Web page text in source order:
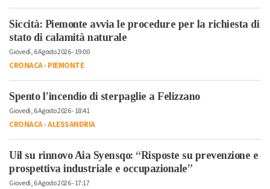
Siccità: Piemonte avvia le procedure per la richiesta di
stato di calamità naturale
Giovedì, 6 Agosto 2026 - 19:00
CRONACA-PIEMONTE
Spento l’incendio di sterpaglie a Felizzano
Giovedì, 6 Agosto 2026 - 18:41
CRONACA-ALESSANDRIA
Uil su rinnovo Aia Syensqo: “Risposte su prevenzione e
prospettiva industriale e occupazionale”
Giovedì, 6 Agosto 2026 - 17:17